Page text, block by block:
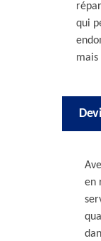
qui
mais
en